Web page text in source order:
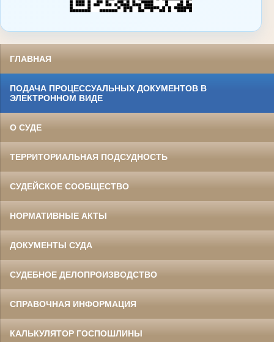
ГЛАВНАЯ
ПОДАЧА ПРОЦЕССУАЛЬНЫХ ДОКУМЕНТОВ В
ЭЛЕКТРОННОМ ВИДЕ
О СУДЕ
ТЕРРИТОРИАЛЬНАЯ ПОДСУДНОСТЬ
СУДЕЙСКОЕ СООБЩЕСТВО
НОРМАТИВНЫЕ АКТЫ
ДОКУМЕНТЫ СУДА
СУДЕБНОЕ ДЕЛОПРОИЗВОДСТВО
СПРАВОЧНАЯ ИНФОРМАЦИЯ
КАЛЬКУЛЯТОР ГОСПОШЛИНЫ